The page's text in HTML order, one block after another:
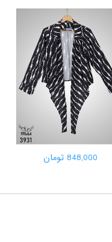
848,000 تومان